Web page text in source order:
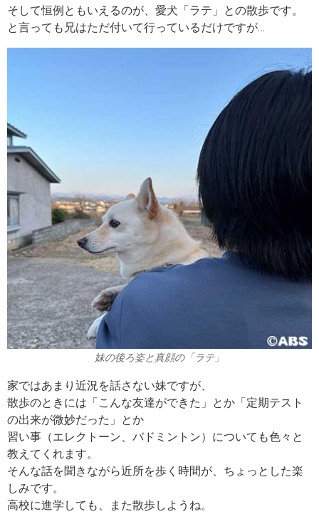
そして恒例ともいえるのが、愛犬「ラテ」との散歩です。
と言っても兄はただ付いて行っているだけですが…
妹の後ろ姿と真顔の「ラテ」
家ではあまり近況を話さない妹ですが、
散歩のときには「こんな友達ができた」とか「定期テスト
の出来が微妙だった」とか
習い事（エレクトーン、バドミントン）についても色々と
教えてくれます。
そんな話を聞きながら近所を歩く時間が、ちょっとした楽
しみです。
高校に進学しても、また散歩しようね。